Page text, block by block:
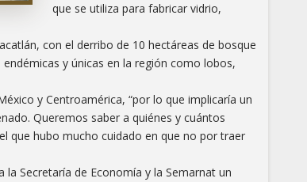
que se utiliza para fabricar vidrio,
con el derribo de 10 hectáreas de bosque
y únicas en la región como lobos,
y Centroamérica, “por lo que implicaría un
Queremos saber a quiénes y cuántos
que hubo mucho cuidado en que no por traer
Secretaría de Economía y la Semarnat un